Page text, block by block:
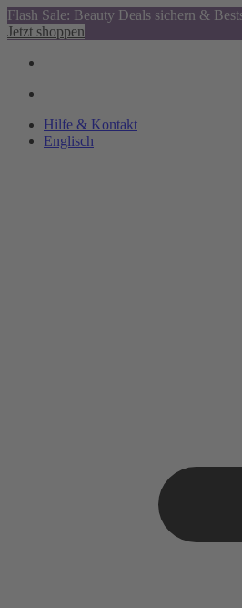
Flash Sale: Beauty Deals sichern &
Jetzt shoppen
Hilfe & Kontakt
Englisch